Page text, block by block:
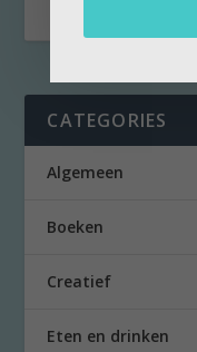
CATEGORIES
Algemeen
Boeken
Creatief
Eten en drinken